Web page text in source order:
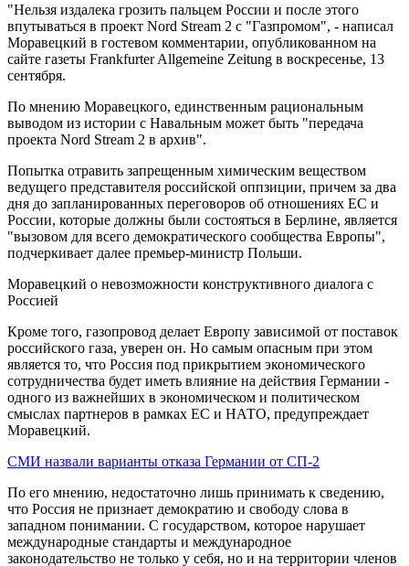
"Нельзя издалека грозить пальцем России и после этого
впутываться в проект Nord Stream 2 с "Газпромом", - написал
Моравецкий в гостевом комментарии, опубликованном на
сайте газеты Frankfurter Allgemeine Zeitung в воскресенье, 13
сентября.
По мнению Моравецкого, единственным рациональным
выводом из истории с Навальным может быть "передача
проекта Nord Stream 2 в архив".
Попытка отравить запрещенным химическим веществом
ведущего представителя российской оппзиции, причем за два
дня до запланированных переговоров об отношениях ЕС и
России, которые должны были состояться в Берлине, является
"вызовом для всего демократического сообщества Европы",
подчеркивает далее премьер-министр Польши.
Моравецкий о невозможности конструктивного диалога с
Россией
Кроме того, газопровод делает Европу зависимой от поставок
российского газа, уверен он. Но самым опасным при этом
является то, что Россия под прикрытием экономического
сотрудничества будет иметь влияние на действия Германии -
одного из важнейших в экономическом и политическом
смыслах партнеров в рамках ЕС и НАТО, предупреждает
Моравецкий.
СМИ назвали варианты отказа Германии от СП-2
По его мнению, недостаточно лишь принимать к сведению,
что Россия не признает демократию и свободу слова в
западном понимании. С государством, которое нарушает
международные стандарты и международное
законодательство не только у себя, но и на территории членов